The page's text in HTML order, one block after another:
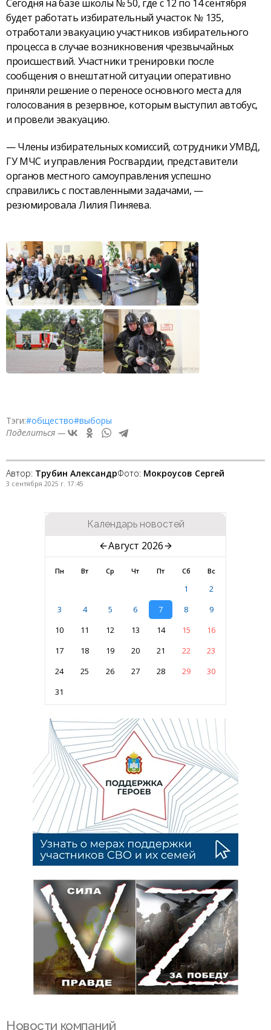
Сегодня на базе школы № 50, где с 12 по 14 сентября
будет работать избирательный участок № 135,
отработали эвакуацию участников избирательного
процесса в случае возникновения чрезвычайных
происшествий. Участники тренировки после
сообщения о внештатной ситуации оперативно
приняли решение о переносе основного места для
голосования в резервное, которым выступил автобус,
и провели эвакуацию.
— Члены избирательных комиссий, сотрудники УМВД,
ГУ МЧС и управления Росгвардии, представители
органов местного самоуправления успешно
справились с поставленными задачами, —
резюмировала Лилия Пиняева.
Тэги:#общество#выборы
Поделиться —
Автор: Трубин АлександрФото: Мокроусов Сергей
3 сентября 2025 г. 17:45
Календарь новостей
Август 2026
Пн Вт Ср Чт Пт Сб Вс
1
2
3
4 5 6 7 8
9
10
11 12 13 14 15
16
17
18 19 20 21 22
23
24
25 26 27 28 29
30
31
Новости компаний